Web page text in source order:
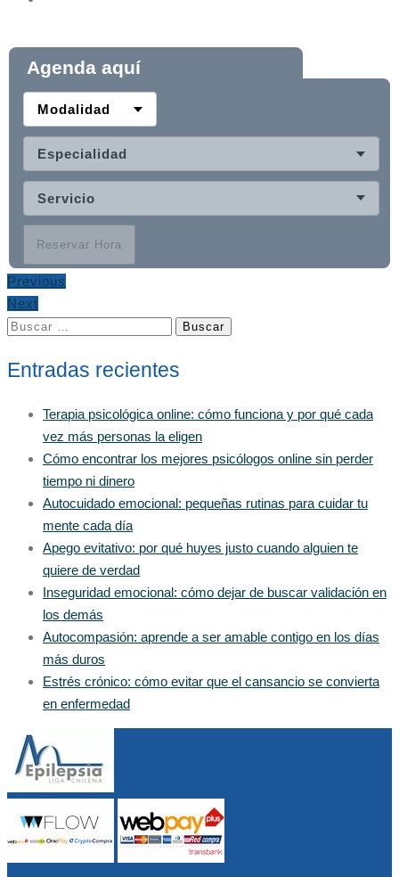
Agenda aquí
Modalidad
Especialidad
Servicio
Reservar Hora
Previous
Next
Buscar:
Entradas recientes
Terapia psicológica online: cómo funciona y por qué cada
vez más personas la eligen
Cómo encontrar los mejores psicólogos online sin perder
tiempo ni dinero
Autocuidado emocional: pequeñas rutinas para cuidar tu
mente cada día
Apego evitativo: por qué huyes justo cuando alguien te
quiere de verdad
Inseguridad emocional: cómo dejar de buscar validación en
los demás
Autocompasión: aprende a ser amable contigo en los días
más duros
Estrés crónico: cómo evitar que el cansancio se convierta
en enfermedad